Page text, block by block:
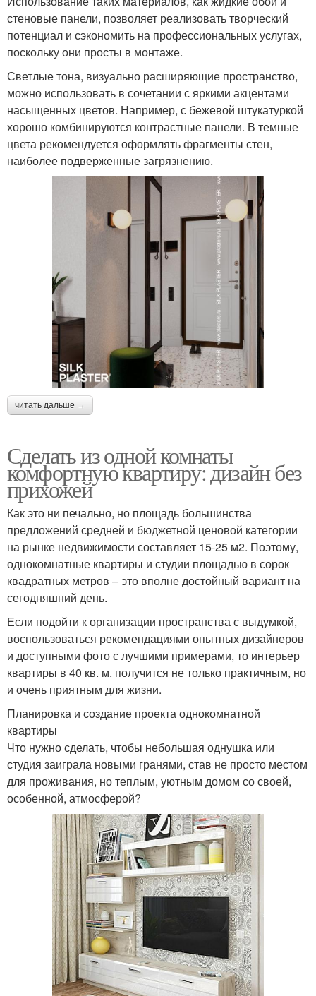
стеновые панели, позволяет реализовать творческий
потенциал и сэкономить на профессиональных услугах,
поскольку они просты в монтаже.
Светлые тона, визуально расширяющие пространство,
можно использовать в сочетании с яркими акцентами
насыщенных цветов. Например, с бежевой штукатуркой
хорошо комбинируются контрастные панели. В темные
цвета рекомендуется оформлять фрагменты стен,
наиболее подверженные загрязнению.
читать дальше →
Сделать из одной комнаты
комфортную квартиру: дизайн без
прихожей
Как это ни печально, но площадь большинства
предложений средней и бюджетной ценовой категории
на рынке недвижимости составляет 15-25 м2. Поэтому,
однокомнатные квартиры и студии площадью в сорок
квадратных метров – это вполне достойный вариант на
сегодняшний день.
Если подойти к организации пространства с выдумкой,
воспользоваться рекомендациями опытных дизайнеров
и доступными фото с лучшими примерами, то интерьер
квартиры в 40 кв. м. получится не только практичным, но
и очень приятным для жизни.
Планировка и создание проекта однокомнатной
квартиры
Что нужно сделать, чтобы небольшая однушка или
студия заиграла новыми гранями, став не просто местом
для проживания, но теплым, уютным домом со своей,
особенной, атмосферой?